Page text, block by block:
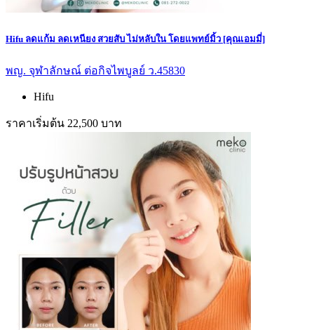
Hifu ลดแก้ม ลดเหนียง สวยสับ ไม่หลับใน โดยแพทย์มิ้ว [คุณเอมมี่]
พญ. จุฬาลักษณ์ ต่อกิจไพบูลย์ ว.45830
Hifu
ราคาเริ่มต้น 22,500 บาท